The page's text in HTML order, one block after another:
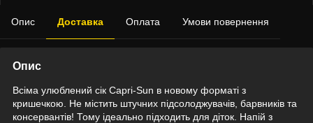
Опис Доставка Оплата Умови повернення
Опис
Всіма улюблений сік Capri-Sun в новому форматі з
кришечкою. Не містить штучних підсолоджувачів, барвників та
консервантів! Тому ідеально підходить для діток. Напій з